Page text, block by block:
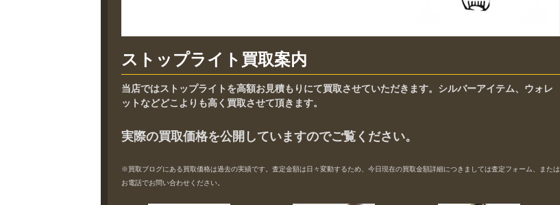
ストップライト買取案内
当店ではストップライトを高額お見積もりにて買取させていただきます。シルバーアイテム、ウォレ
ットなどどこよりも高く買取させて頂きます。
実際の買取価格を公開していますのでご覧ください。
※買取ブログにある買取価格は過去の実績です。査定金額は日々変動するため、今日現在の買取金額詳細につきましては査定フォーム、または
お電話でお問い合わせください。